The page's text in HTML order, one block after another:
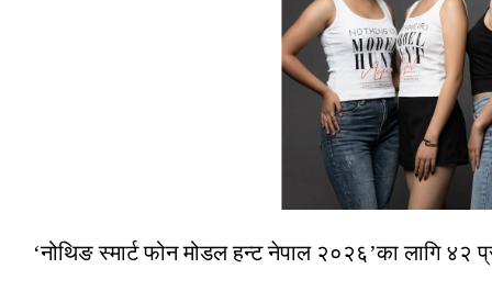
‘नोथिङ स्मार्ट फोन मोडल हन्ट नेपाल २०२६’का लागि ४२